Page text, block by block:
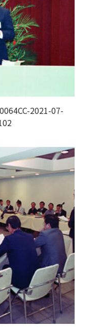
2021-07-